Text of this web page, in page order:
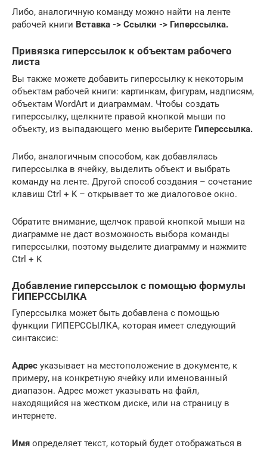
Либо, аналогичную команду можно найти на ленте
рабочей книги Вставка -> Ссылки -> Гиперссылка.
Привязка гиперссылок к объектам рабочего
листа
Вы также можете добавить гиперссылку к некоторым
объектам рабочей книги: картинкам, фигурам, надписям,
объектам WordArt и диаграммам. Чтобы создать
гиперссылку, щелкните правой кнопкой мыши по
объекту, из выпадающего меню выберите Гиперссылка.
Либо, аналогичным способом, как добавлялась
гиперссылка в ячейку, выделить объект и выбрать
команду на ленте. Другой способ создания – сочетание
клавиш Ctrl + K – открывает то же диалоговое окно.
Обратите внимание, щелчок правой кнопкой мыши на
диаграмме не даст возможность выбора команды
гиперссылки, поэтому выделите диаграмму и нажмите
Ctrl + K
Добавление гиперссылок с помощью формулы
ГИПЕРССЫЛКА
Гуперссылка может быть добавлена с помощью
функции ГИПЕРССЫЛКА, которая имеет следующий
синтаксис:
Адрес указывает на местоположение в документе, к
примеру, на конкретную ячейку или именованный
диапазон. Адрес может указывать на файл,
находящийся на жестком диске, или на страницу в
интернете.
Имя определяет текст, который будет отображаться в